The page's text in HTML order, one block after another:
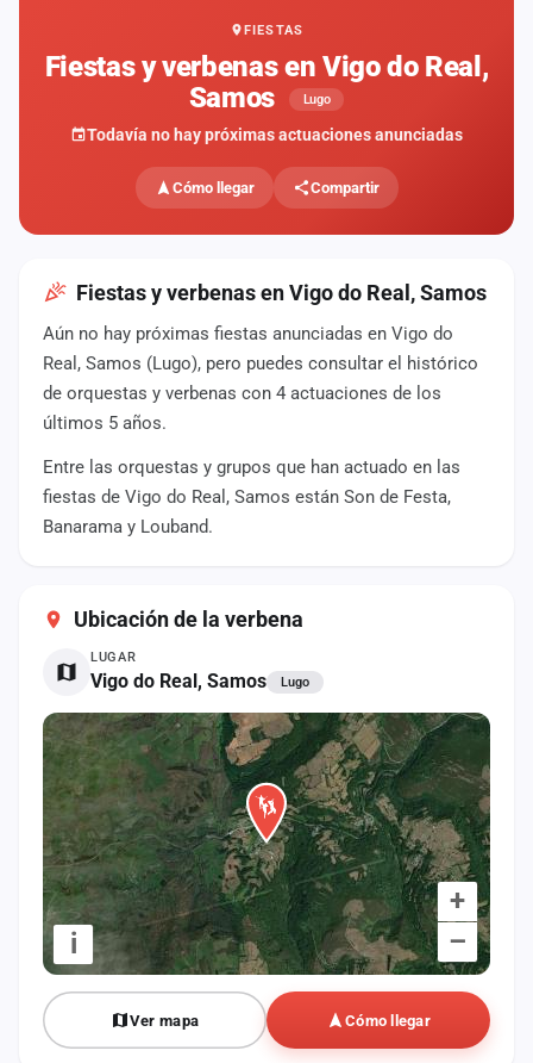
FIESTAS
Fiestas y verbenas en Vigo do Real,
Samos
Lugo
Todavía no hay próximas actuaciones anunciadas
Cómo llegar Compartir
Fiestas y verbenas en Vigo do Real, Samos
Aún no hay próximas fiestas anunciadas en Vigo do
Real, Samos (Lugo), pero puedes consultar el histórico
de orquestas y verbenas con 4 actuaciones de los
últimos 5 años.
Entre las orquestas y grupos que han actuado en las
fiestas de Vigo do Real, Samos están Son de Festa,
Banarama y Louband.
Ubicación de la verbena
LUGAR
Vigo do Real, Samos Lugo
+
–
i
Ver mapa Cómo llegar
fiestas
Componentes
Agencias
Rankings
Vídeos
Anuncios
Iniciar
sesión
Crear
Contacto